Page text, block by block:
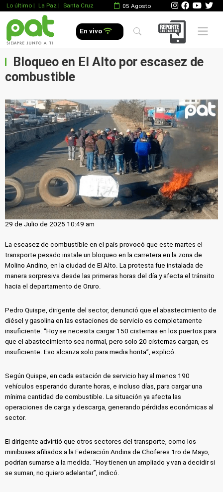
Lo último | La Paz | Santa Cruz 05 Agosto
En vivo Mobile
Bloqueo en El Alto por escasez de
combustible
29 de Julio de 2025 10:49 am
La escasez de combustible en el país provocó que este martes el
transporte pesado instale un bloqueo en la carretera en la zona de
Molino Andino, en la ciudad de El Alto. La protesta fue instalada de
manera sorpresiva desde las primeras horas del día y afecta el tránsito
hacia el departamento de Oruro.
Pedro Quispe, dirigente del sector, denunció que el abastecimiento de
diésel y gasolina en las estaciones de servicio es completamente
insuficiente. “Hoy se necesita cargar 150 cisternas en los puertos para
que el abastecimiento sea normal, pero solo 20 cisternas cargan, es
insuficiente. Eso alcanza solo para media horita”, explicó.
Según Quispe, en cada estación de servicio hay al menos 190
vehículos esperando durante horas, e incluso días, para cargar una
mínima cantidad de combustible. La situación ya afecta las
operaciones de carga y descarga, generando pérdidas económicas al
sector.
El dirigente advirtió que otros sectores del transporte, como los
minibuses afiliados a la Federación Andina de Choferes 1ro de Mayo,
podrían sumarse a la medida. “Hoy tienen un ampliado y van a decidir si
se suman, no quiero adelantar”, indicó.